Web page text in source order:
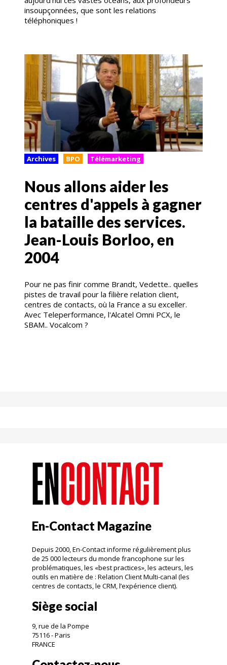
insoupçonnées, que sont les relations
téléphoniques !
Archives BPO Télémarketing
Nous allons aider les
centres d'appels à gagner
la bataille des services.
Jean-Louis Borloo, en
2004
Pour ne pas finir comme Brandt, Vedette.. quelles
pistes de travail pour la filière relation client,
centres de contacts, où la France a su exceller.
Avec Teleperformance, l'Alcatel Omni PCX, le
SBAM.. Vocalcom ?
En-Contact Magazine
Depuis 2000, En-Contact informe régulièrement plus
de 25 000 lecteurs du monde francophone sur les
problématiques, les «best practices», les acteurs, les
outils en matière de : Relation Client Multi-canal (les
centres de contacts, le CRM, l’expérience client).
Siège social
9, rue de la Pompe
75116 - Paris
FRANCE